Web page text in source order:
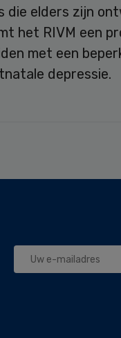
die elders zijn
het RIVM een
met een
depressie.